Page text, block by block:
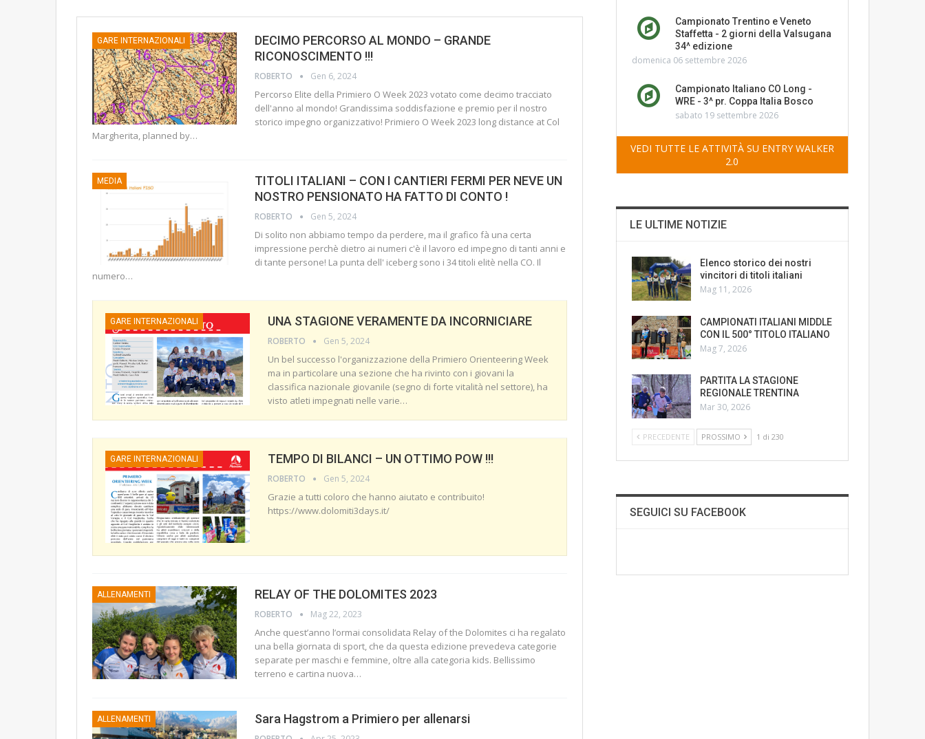
GARE INTERNAZIONALI
DECIMO PERCORSO AL MONDO – GRANDE
RICONOSCIMENTO !!!
ROBERTO Gen 6, 2024
Percorso Elite della Primiero O Week 2023 votato come decimo tracciato
dell'anno al mondo! Grandissima soddisfazione e premio per il nostro
storico impegno organizzativo! Primiero O Week 2023 long distance at Col
Margherita, planned by…
MEDIA
TITOLI ITALIANI – CON I CANTIERI FERMI PER NEVE UN
NOSTRO PENSIONATO HA FATTO DI CONTO !
ROBERTO Gen 5, 2024
Di solito non abbiamo tempo da perdere, ma il grafico fà una certa
impressione perchè dietro ai numeri c'è il lavoro ed impegno di tanti anni e
di tante persone! La punta dell' iceberg sono i 34 titoli elitè nella CO. Il
numero…
GARE INTERNAZIONALI UNA STAGIONE VERAMENTE DA INCORNICIARE
ROBERTO Gen 5, 2024
Un bel successo l'organizzazione della Primiero Orienteering Week
ma in particolare una sezione che ha rivinto con i giovani la
classifica nazionale giovanile (segno di forte vitalità nel settore), ha
visto atleti impegnati nelle varie…
GARE INTERNAZIONALI TEMPO DI BILANCI – UN OTTIMO POW !!!
ROBERTO Gen 5, 2024
Grazie a tutti coloro che hanno aiutato e contribuito!
https://www.dolomiti3days.it/
ALLENAMENTI RELAY OF THE DOLOMITES 2023
ROBERTO Mag 22, 2023
Anche quest’anno l’ormai consolidata Relay of the Dolomites ci ha regalato
una bella giornata di sport, che da questa edizione prevedeva categorie
separate per maschi e femmine, oltre alla categoria kids. Bellissimo
terreno e cartina nuova…
ALLENAMENTI Sara Hagstrom a Primiero per allenarsi
Campionato Trentino e Veneto
Staffetta - 2 giorni della Valsugana
34^ edizione
domenica 06 settembre 2026
Campionato Italiano CO Long -
WRE - 3^ pr. Coppa Italia Bosco
sabato 19 settembre 2026
VEDI TUTTE LE ATTIVITÀ SU ENTRY WALKER
2.0
LE ULTIME NOTIZIE
Elenco storico dei nostri
vincitori di titoli italiani
Mag 11, 2026
CAMPIONATI ITALIANI MIDDLE
CON IL 500° TITOLO ITALIANO
Mag 7, 2026
PARTITA LA STAGIONE
REGIONALE TRENTINA
Mar 30, 2026
PRECEDENTE PROSSIMO 1 di 230
SEGUICI SU FACEBOOK